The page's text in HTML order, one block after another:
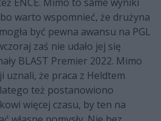
bo warto wspomnieć, że drużyna
być pewna awansu na PGL
zaś nie udało jej się
BLAST Premier 2022. Mimo
uznali, że praca z Heldtem
też postanowiono
więcej czasu, by ten na